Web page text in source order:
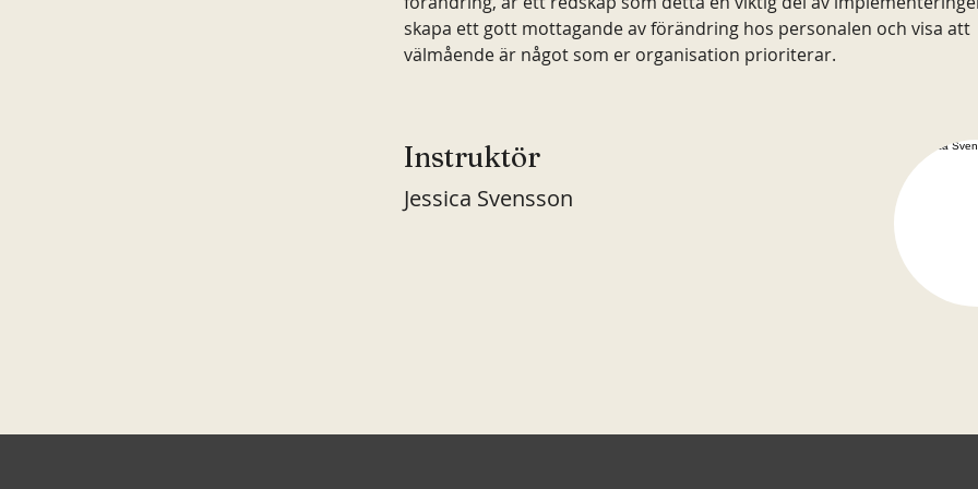
skapa ett gott mottagande av förändring hos personalen och visa att
välmående är något som er organisation prioriterar.
Instruktör
Jessica Svensson